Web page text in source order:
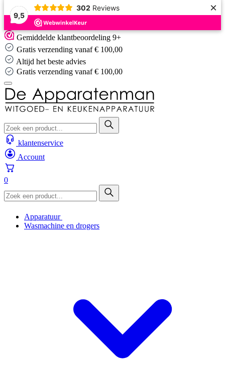
9,5
302 Reviews ×
Skip
to
content
Gemiddelde klantbeoordeling 9+
Gratis verzending vanaf € 100,00
Altijd het beste advies
Gratis verzending vanaf € 100,00
klantenservice
Account
0
Apparatuur
Wasmachine en drogers